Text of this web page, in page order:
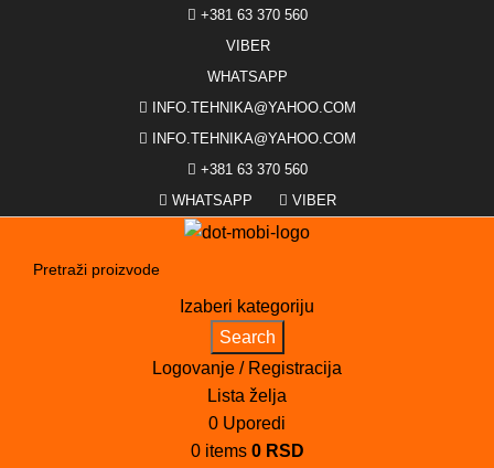
+381 63 370 560
VIBER
WHATSAPP
INFO.TEHNIKA@YAHOO.COM
INFO.TEHNIKA@YAHOO.COM
+381 63 370 560
WHATSAPP
VIBER
Izaberi kategoriju
Search
Logovanje / Registracija
Lista želja
0 Uporedi
0 items 0 RSD